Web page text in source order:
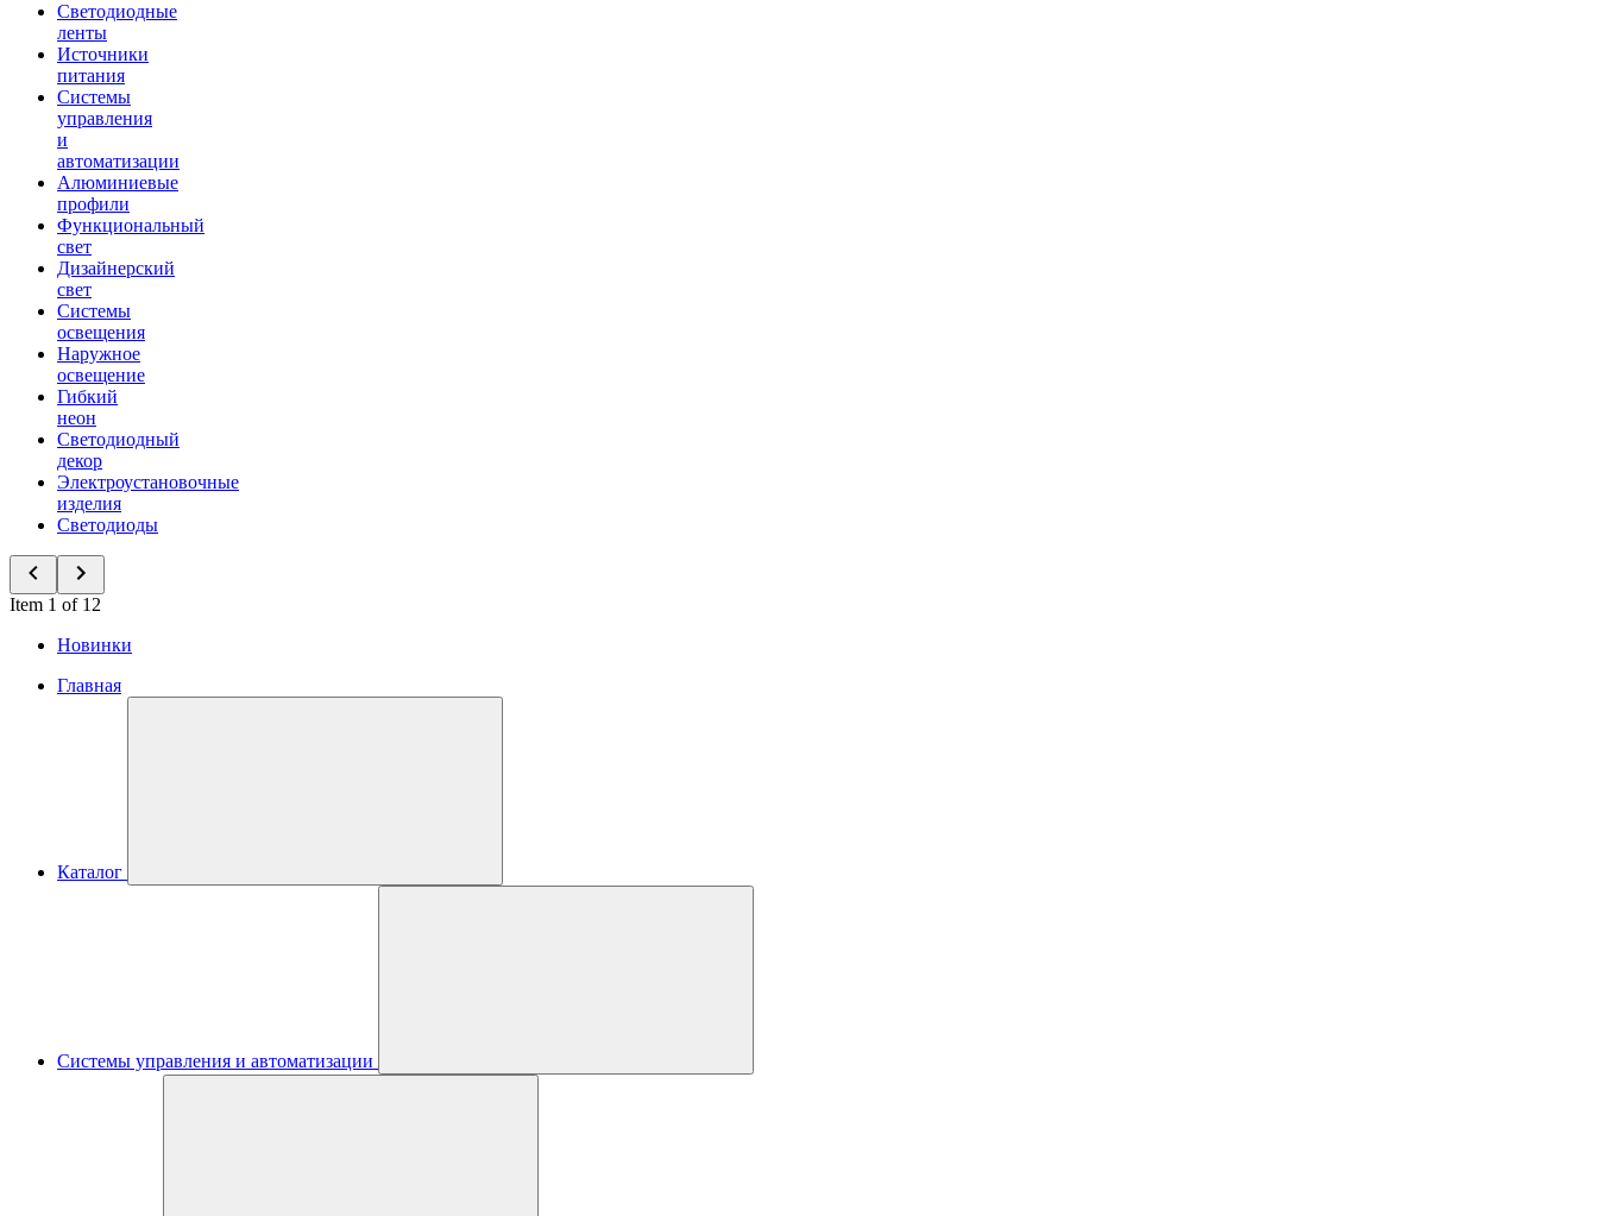
Светодиодные
ленты
Источники
питания
Системы
управления
и
автоматизации
Алюминиевые
профили
Функциональный
свет
Дизайнерский
свет
Системы
освещения
Наружное
освещение
Гибкий
неон
Светодиодный
декор
Электроустановочные
изделия
Светодиоды
Item 1 of 12
Новинки
Главная
Каталог
Системы управления и автоматизации